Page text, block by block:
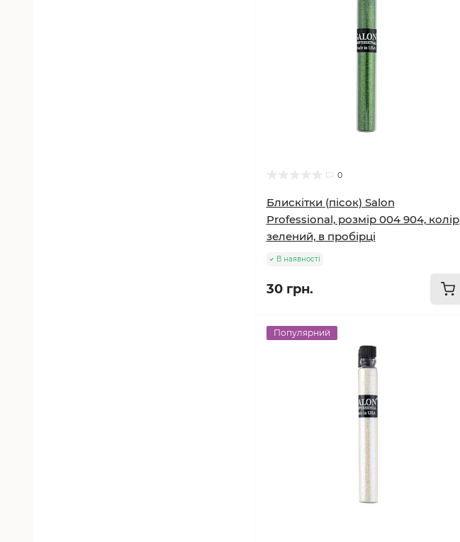
0
Блискітки (пісок) Salon
Professional, розмір 004 904, колір
зелений, в пробірці
В наявності
30 грн.
Популярний